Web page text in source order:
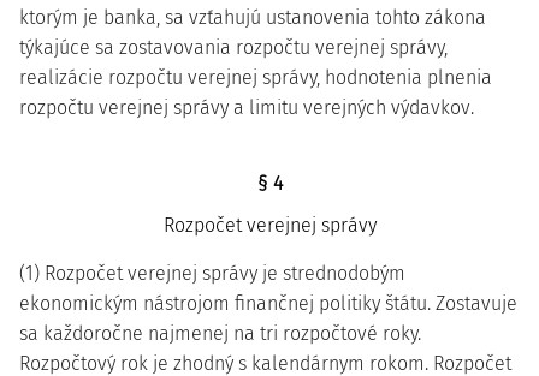
ktorým je banka, sa vzťahujú ustanovenia tohto zákona
týkajúce sa zostavovania rozpočtu verejnej správy,
realizácie rozpočtu verejnej správy, hodnotenia plnenia
rozpočtu verejnej správy a limitu verejných výdavkov.
§ 4
Rozpočet verejnej správy
(1) Rozpočet verejnej správy je strednodobým
ekonomickým nástrojom finančnej politiky štátu. Zostavuje
sa každoročne najmenej na tri rozpočtové roky.
Rozpočtový rok je zhodný s kalendárnym rokom. Rozpočet